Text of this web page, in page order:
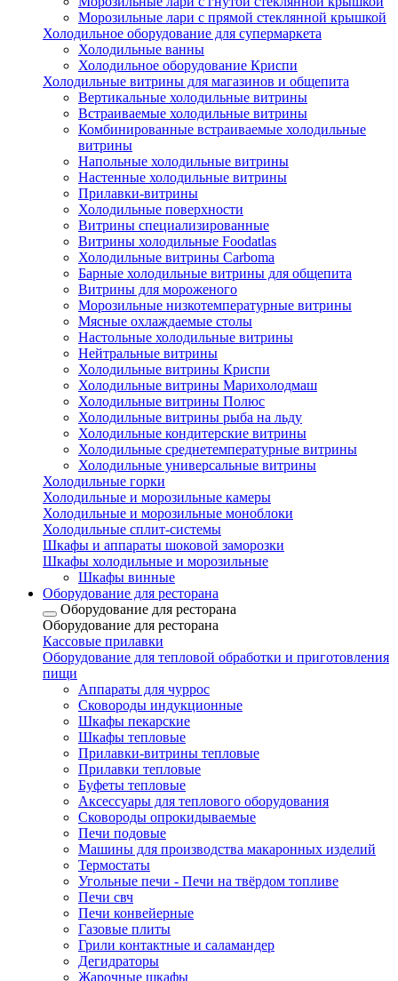
Морозильные лари с прямой стеклянной крышкой
Холодильное оборудование для супермаркета
Холодильные ванны
Холодильное оборудование Криспи
Холодильные витрины для магазинов и общепита
Вертикальные холодильные витрины
Встраиваемые холодильные витрины
Комбинированные встраиваемые холодильные
витрины
Напольные холодильные витрины
Настенные холодильные витрины
Прилавки-витрины
Холодильные поверхности
Витрины специализированные
Витрины холодильные Foodatlas
Холодильные витрины Carboma
Барные холодильные витрины для общепита
Витрины для мороженого
Морозильные низкотемпературные витрины
Мясные охлаждаемые столы
Настольные холодильные витрины
Нейтральные витрины
Холодильные витрины Криспи
Холодильные витрины Марихолодмаш
Холодильные витрины Полюс
Холодильные витрины рыба на льду
Холодильные кондитерские витрины
Холодильные среднетемпературные витрины
Холодильные универсальные витрины
Холодильные горки
Холодильные и морозильные камеры
Холодильные и морозильные моноблоки
Холодильные сплит-системы
Шкафы и аппараты шоковой заморозки
Шкафы холодильные и морозильные
Шкафы винные
Оборудование для ресторана
Оборудование для ресторана
Оборудование для ресторана
Кассовые прилавки
Оборудование для тепловой обработки и приготовления
пищи
Аппараты для чуррос
Сковороды индукционные
Шкафы пекарские
Шкафы тепловые
Прилавки-витрины тепловые
Прилавки тепловые
Буфеты тепловые
Аксессуары для теплового оборудования
Сковороды опрокидываемые
Печи подовые
Машины для производства макаронных изделий
Термостаты
Угольные печи - Печи на твёрдом топливе
Печи свч
Печи конвейерные
Газовые плиты
Грили контактные и саламандер
Дегидраторы
Жарочные шкафы